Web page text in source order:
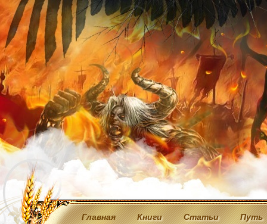
Главная Книги Статьи Путь